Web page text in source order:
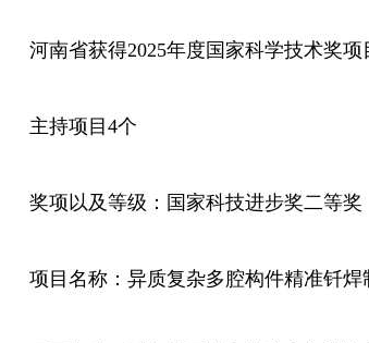
河南省获得2025年度国家科学技术奖项
主持项目4个
奖项以及等级：国家科技进步奖二等奖
项目名称：异质复杂多腔构件精准钎焊